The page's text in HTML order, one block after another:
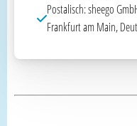
Postalisch: sheego
Frankfurt am Main,